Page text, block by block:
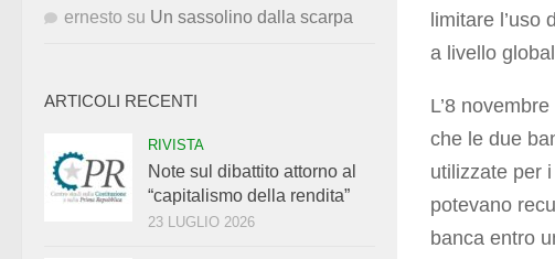
limitare
a livello
L’8
che le due
utilizzate per
potevano
banca entro
ernesto su Un sassolino dalla scarpa
ARTICOLI RECENTI
RIVISTA
Note sul dibattito attorno al
“capitalismo della rendita”
23 LUGLIO 2026